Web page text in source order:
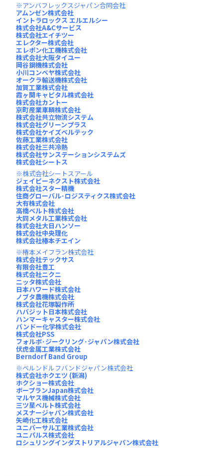
アンバフレックスジャパン合同会社
アムンゼン株式会社
イントラロックス エルエルシー
株式会社A&Cサービス
株式会社エイチツー
エレクター株式会社
エレポン化工機株式会社
株式会社大阪タイユー
岡谷鋼機株式会社
小川コンベヤ株式会社
オークラ輸送機株式会社
加賀工業株式会社
霞ヶ関キャピタル株式会社
株式会社カントー
京町産業車輌株式会社
株式会社共立物流システム
株式会社グリーンプラス
株式会社ケイズベルテック
佐藤工業株式会社
株式会社三共冷熱
株式会社サンステーションシステムズ
株式会社シートス
株式会社シートスアール
ジェイピーネクスト株式会社
株式会社スター精機
住商グローバル･ロジスティクス株式会社
大有株式会社
高橋ベルト株式会社
大同メタル工業株式会社
株式会社大日ハンソー
株式会社中央理化
株式会社椿本チエイン
椿本メイフラン株式会社
株式会社テックサス
有限会社豊工
株式会社ニクニ
ニッタ株式会社
日本ハワード株式会社
ノブタ農機株式会社
株式会社花塚製作所
ハバジット日本株式会社
ハンマーキャスター株式会社
バンドー化学株式会社
株式会社PSS
フォルボ･ジークリング･ジャパン株式会社
伏虎金属工業株式会社
Berndorf Band Group
ベルンドルフバンドジャパン株式会社
株式会社ホクエツ (新潟)
ホクショー株式会社
ボープランJapan株式会社
マルヤス機械株式会社
三ツ星ベルト株式会社
メスナージャパン株式会社
矢崎化工株式会社
ユニバーサル工業株式会社
ユニパルス株式会社
ロシュリングインダストリアルジャパン株式会社